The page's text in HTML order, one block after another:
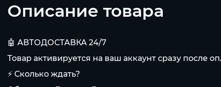
Описание товара
🤖 АВТОДОСТАВКА 24/7
Товар активируется на ваш аккаунт сразу после
⚡ Сколько ждать?